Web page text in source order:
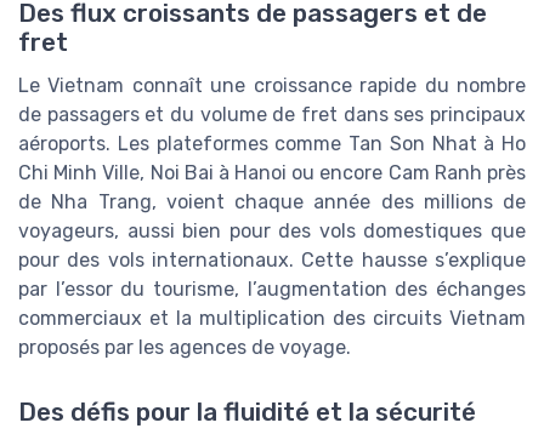
Des flux croissants de passagers et de
fret
Le Vietnam connaît une croissance rapide du nombre
de passagers et du volume de fret dans ses principaux
aéroports. Les plateformes comme Tan Son Nhat à Ho
Chi Minh Ville, Noi Bai à Hanoi ou encore Cam Ranh près
de Nha Trang, voient chaque année des millions de
voyageurs, aussi bien pour des vols domestiques que
pour des vols internationaux. Cette hausse s’explique
par l’essor du tourisme, l’augmentation des échanges
commerciaux et la multiplication des circuits Vietnam
proposés par les agences de voyage.
Des défis pour la fluidité et la sécurité